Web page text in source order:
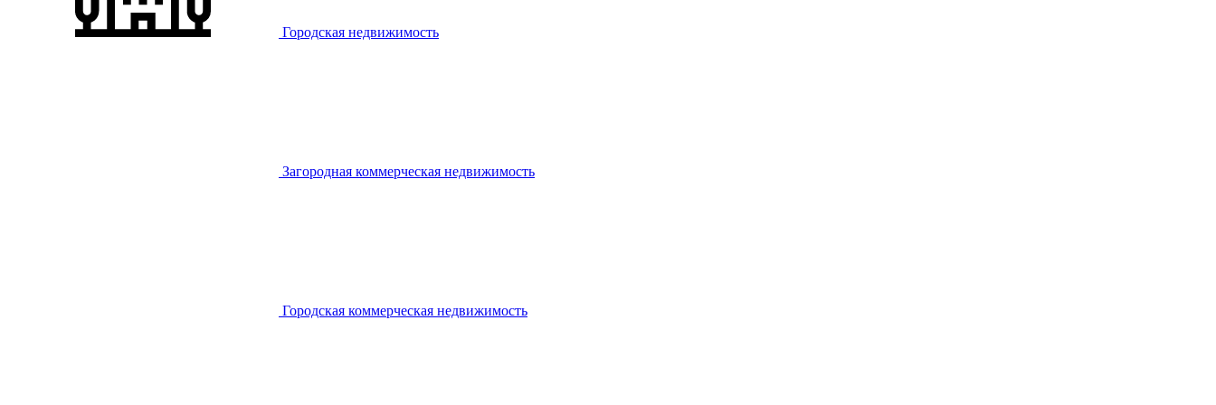
Городская недвижимость
Загородная коммерческая недвижимость
Городская коммерческая недвижимость